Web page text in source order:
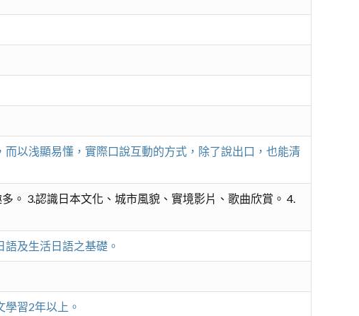
以浅顯易懂，實際口說互動的方式，除了說出口，也能清
。 3.認識日本文化、城市風貌、實境影片、歌曲欣賞。 4.
及生活日語之基礎。
習2年以上。